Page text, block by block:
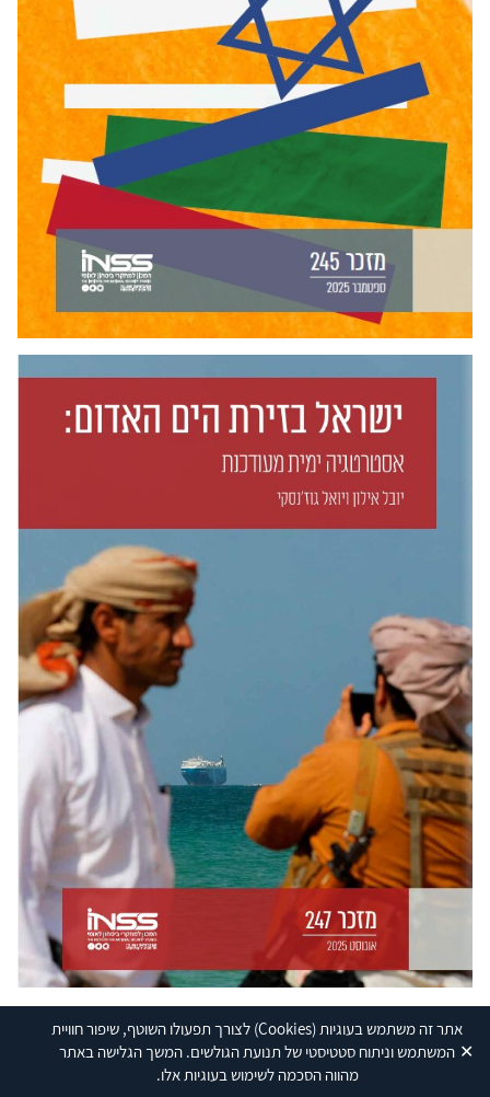
אתר זה משתמש בעוגיות(Cookies) לצורך תפעולו השוטף, שיפור חוויית
המשתמש וניתוח סטטיסטי של תנועת הגולשים. המשך הגלישה באתר
מהווה הסכמה לשימוש בעוגיות אלו.
✕
פרסומים נוספים בנושא